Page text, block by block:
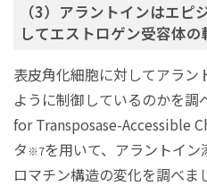
（3）アラントインはエピ
してエストロゲン受容体
表皮角化細胞に対してアラン
ように制御しているのかを調
for Transposase-Accessible
タ※7を用いて、アラントイ
ロマチン構造の変化を調べま